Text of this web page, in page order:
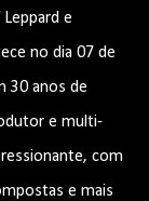
e
no dia 07 de
30 anos de
e multi-
com
e mais